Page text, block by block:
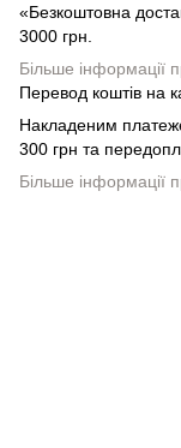
«Безкоштовна
3000 грн.
Більше інформації
Перевод коштів на
Накладеним
300 грн та
Більше інформації